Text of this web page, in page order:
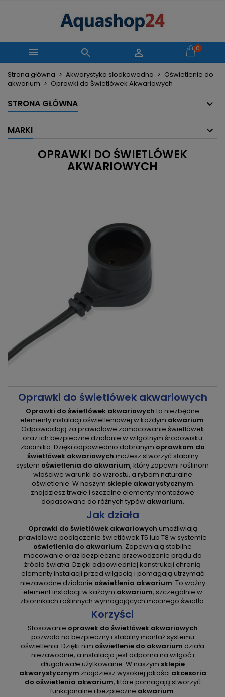
   0
Strona główna Akwarystyka słodkowodna
Oświetlenie do
akwarium
Oprawki do Świetlówek Akwariowych
STRONA GŁÓWNA
MARKI
OPRAWKI DO ŚWIETLÓWEK
AKWARIOWYCH
Oprawki do świetlówek akwariowych
Oprawki do świetlówek akwariowych to niezbędne
elementy instalacji oświetleniowej w każdym akwarium.
Odpowiadają za prawidłowe zamocowanie świetlówek
oraz ich bezpieczne działanie w wilgotnym środowisku
zbiornika. Dzięki odpowiednio dobranym oprawkom do
świetlówek akwariowych możesz stworzyć stabilny
system oświetlenia do akwarium, który zapewni roślinom
właściwe warunki do wzrostu, a rybom naturalne
oświetlenie. W naszym sklepie akwarystycznym
znajdziesz trwałe i szczelne elementy montażowe
dopasowane do różnych typów akwarium.
Jak działa
Oprawki do świetlówek akwariowych umożliwiają
prawidłowe podłączenie świetlówek T5 lub T8 w systemie
oświetlenia do akwarium. Zapewniają stabilne
mocowanie oraz bezpieczne przewodzenie prądu do
źródła światła. Dzięki odpowiedniej konstrukcji chronią
elementy instalacji przed wilgocią i pomagają utrzymać
niezawodne działanie oświetlenia akwarium. To ważny
element instalacji w każdym akwarium, szczególnie w
zbiornikach roślinnych wymagających mocnego światła.
Korzyści
Stosowanie oprawek do świetlówek akwariowych
pozwala na bezpieczny i stabilny montaż systemu
oświetlenia. Dzięki nim oświetlenie do akwarium działa
niezawodnie, a instalacja jest odporna na wilgoć i
długotrwałe użytkowanie. W naszym sklepie
akwarystycznym znajdziesz wysokiej jakości akcesoria
do oświetlenia akwarium, które pomagają stworzyć
funkcjonalne i bezpieczne akwarium.
Moje listy życzeń
add_circle_outline Utwórz nową listę
((modalTitle))
((confirmMessage))
((cancelText)) ((modalDeleteText))
Utwórz listę życzeń
Nazwa listy życzeń
Zaloguj się
Musisz być zalogowany by zapisać produkty na
swojej liście życzeń.
Anuluj Zaloguj się